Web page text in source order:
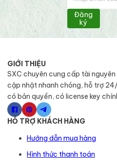
Đăng
ký
GIỚI THIỆU
SXC chuyên cung cấp tài
cập nhật nhanh chóng, hỗ trợ
có bản quyền, có license key
HỖ TRỢ KHÁCH HÀNG
Hướng dẫn mua hàng
Hình thức thanh toán